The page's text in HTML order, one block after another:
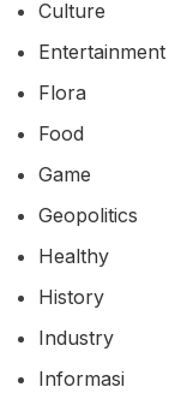
Culture
Entertainment
Flora
Food
Game
Geopolitics
Healthy
History
Industry
Informasi